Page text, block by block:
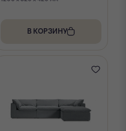
В КОРЗИНУ